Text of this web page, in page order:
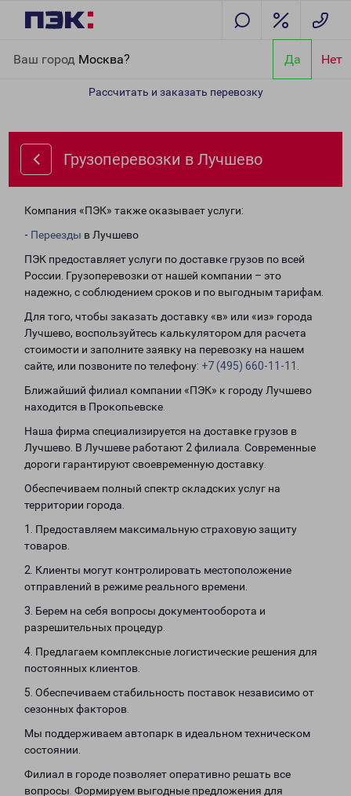
Ваш город Москва? Да Нет
Рассчитать и заказать перевозку
Грузоперевозки в Лучшево
Компания «ПЭК» также оказывает услуги:
- Переезды в Лучшево
ПЭК предоставляет услуги по доставке грузов по всей
России. Грузоперевозки от нашей компании – это
надежно, с соблюдением сроков и по выгодным тарифам.
Для того, чтобы заказать доставку «в» или «из» города
Лучшево, воспользуйтесь калькулятором для расчета
стоимости и заполните заявку на перевозку на нашем
сайте, или позвоните по телефону: +7 (495) 660-11-11
Ближайший филиал компании «ПЭК» к городу Лучшево
находится в Прокопьевске.
Наша фирма специализируется на доставке грузов в
Лучшево. В Лучшеве работают 2 филиала. Современные
дороги гарантируют своевременную доставку.
Обеспечиваем полный спектр складских услуг на
территории города.
1. Предоставляем максимальную страховую защиту
товаров.
2. Клиенты могут контролировать местоположение
отправлений в режиме реального времени.
3. Берем на себя вопросы документооборота и
разрешительных процедур.
4. Предлагаем комплексные логистические решения для
постоянных клиентов.
5. Обеспечиваем стабильность поставок независимо от
сезонных факторов.
Мы поддерживаем автопарк в идеальном техническом
состоянии.
Филиал в городе позволяет оперативно решать все
вопросы. Формируем выгодные предложения для